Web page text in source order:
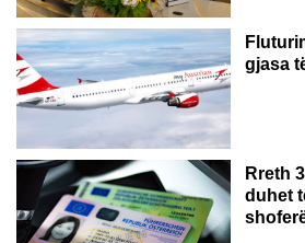
gjasa
Rreth
duhet